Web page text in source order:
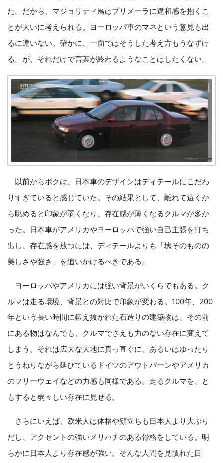
た。だから、マジョリティ層はプリメーラに違和感を抱くこ
とが大いに考えられる。ヨーロッパ車のマネという意見も出
るに違いない。確かに、一面ではそうした考え方もうなずけ
る。が、それだけで言葉が終わるようなことはしたくない。
以前からボクは、日本車のデザインはディテールにこだわ
りすぎていると感じていた。その結果として、離れて遠くか
ら眺めると印象が弱くなり、存在感が薄くなるクルマが多か
った。日本車がアメリカやヨーロッパで強い自己主張を打ち
出し、存在感を放つには、ディテールよりも「塊そのものの
美しさや強さ」を追いかけるべきである。
ヨーロッパやアメリカには強い背景がいくらでもある。ク
ルマは走る環境、背景との対比で印象が変わる。100年、200
年という長い時間に鍛え抜かれた石造りの建築物は、その前
にある物はなんでも、クルマでさえも力のない存在に変えて
しまう。それは広大な大地に真っ直ぐに、あるいはゆったり
とうねりながら延びているドイツのアウトバーンやアメリカ
のフリーウェイなどの力感も同様である。走るクルマを、と
もすると弱々しい存在に見せる。
さらにいえば、欧米人は体格や顔立ちも日本人より大ぶり
だし、アクセントの強いメリハチのある骨格をしている。明
らかに日本人より存在感が強い。そんな人間を見慣れた目